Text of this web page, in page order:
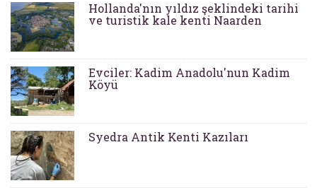
Hollanda'nın yıldız şeklindeki tarihi
ve turistik kale kenti Naarden
Evciler: Kadim Anadolu'nun Kadim
Köyü
Syedra Antik Kenti Kazıları